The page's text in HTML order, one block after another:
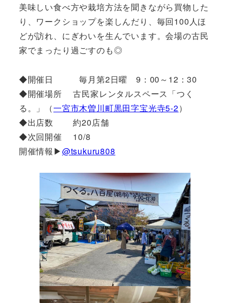
美味しい食べ方や栽培方法を聞きながら買物した
り、ワークショップを楽しんだり、毎回100人ほ
どが訪れ、にぎわいを生んでいます。会場の古民
家でまったり過ごすのも◎
◆開催日 毎月第2日曜 9：00～12：30
◆開催場所 古民家レンタルスペース「つく
る。」（一宮市木曽川町黒田字宝光寺5-2）
◆出店数 約20店舗
◆次回開催 10/8
開催情報▶@tsukuru808